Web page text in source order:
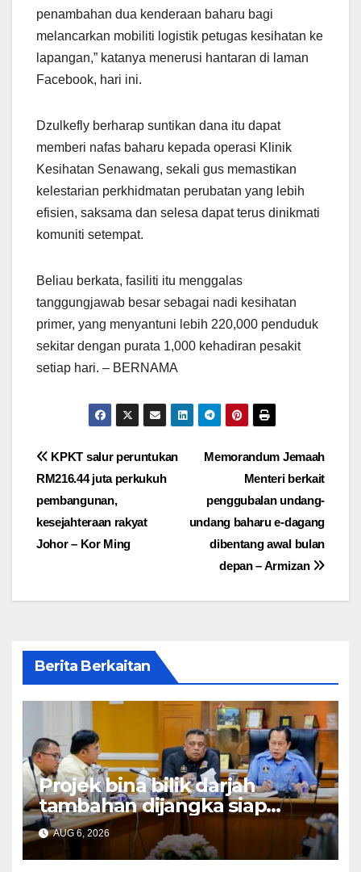
penambahan dua kenderaan baharu bagi
melancarkan mobiliti logistik petugas kesihatan ke
lapangan,” katanya menerusi hantaran di laman
Facebook, hari ini.
Dzulkefly berharap suntikan dana itu dapat
memberi nafas baharu kepada operasi Klinik
Kesihatan Senawang, sekali gus memastikan
kelestarian perkhidmatan perubatan yang lebih
efisien, saksama dan selesa dapat terus dinikmati
komuniti setempat.
Beliau berkata, fasiliti itu menggalas
tanggungjawab besar sebagai nadi kesihatan
primer, yang menyantuni lebih 220,000 penduduk
sekitar dengan purata 1,000 kehadiran pesakit
setiap hari. – BERNAMA
Post
navigation
Memorandum Jemaah
Menteri berkait
penggubalan undang-
undang baharu e-dagang
dibentang awal bulan
depan – Armizan
KPKT salur peruntukan
RM216.44 juta perkukuh
pembangunan,
kesejahteraan rakyat
Johor – Kor Ming
Berita Berkaitan
Projek bina bilik darjah
tambahan dijangka siap
Disember ini – Ahmad Maslan
AUG 6, 2026